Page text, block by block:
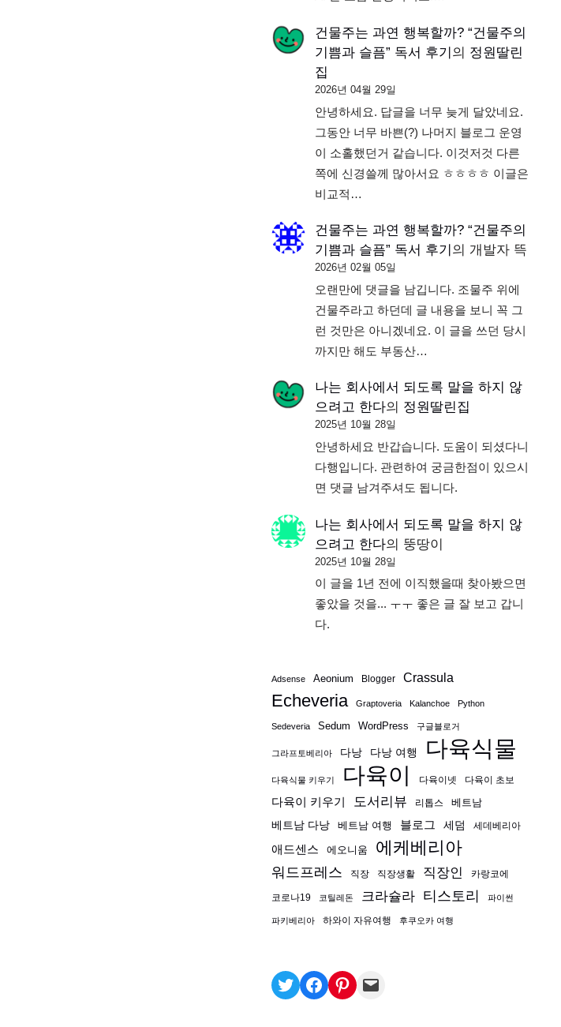
건물주는 과연 행복할까? “건물주의
기쁨과 슬픔” 독서 후기 의 정원딸린
집
2026년 04월 29일
안녕하세요. 답글을 너무 늦게 달았네요.
그동안 너무 바쁜(?) 나머지 블로그 운영
이 소홀했던거 같습니다. 이것저것 다른
쪽에 신경쓸께 많아서요 ㅎㅎㅎㅎ 이글은
비교적…
건물주는 과연 행복할까? “건물주의
기쁨과 슬픔” 독서 후기 의 개발자 뜩
2026년 02월 05일
오랜만에 댓글을 남깁니다. 조물주 위에
건물주라고 하던데 글 내용을 보니 꼭 그
런 것만은 아니겠네요. 이 글을 쓰던 당시
까지만 해도 부동산…
나는 회사에서 되도록 말을 하지 않
으려고 한다의 정원딸린집
2025년 10월 28일
안녕하세요 반갑습니다. 도움이 되셨다니
다행입니다. 관련하여 궁금한점이 있으시
면 댓글 남겨주셔도 됩니다.
나는 회사에서 되도록 말을 하지 않
으려고 한다의 뚱땅이
2025년 10월 28일
이 글을 1년 전에 이직했을때 찾아봤으면
좋았을 것을... ㅜㅜ 좋은 글 잘 보고 갑니
다.
Adsense Aeonium Blogger Crassula
Echeveria Graptoveria Kalanchoe Python
Sedeveria Sedum WordPress 구글블로거
그라프토베리아 다낭 다낭 여행 다육식물
다육식물 키우기 다육이 다육이넷 다육이 초보
다육이 키우기 도서리뷰 리톱스
베트남
베트남 다낭
베트남 여행 블로그 세덤 세데베리아
애드센스 에오니움 에케베리아
워드프레스 직장 직장생활 직장인 카랑코에
코로나19 코틸레돈 크라슐라 티스토리 파이썬
파키베리아 하와이 자유여행 후쿠오카 여행